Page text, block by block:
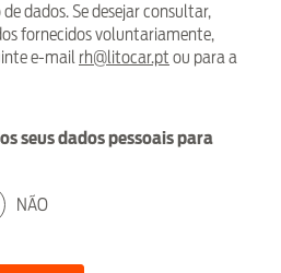
dados. Se desejar consultar,
fornecidos voluntariamente,
e-mail rh@litocar.pt ou para a
seus dados pessoais para
NÃO